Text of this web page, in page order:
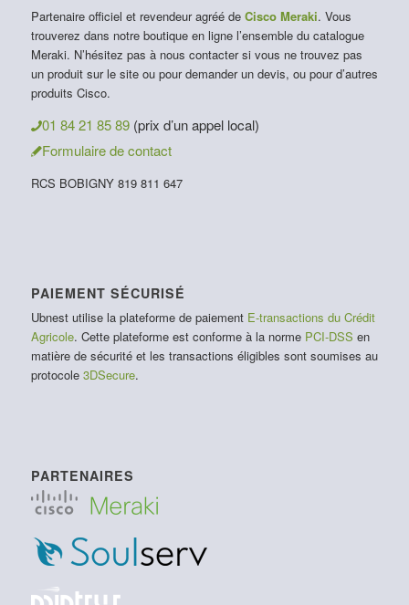
Partenaire officiel et revendeur agréé de Cisco Meraki. Vous
trouverez dans notre boutique en ligne l’ensemble du catalogue
Meraki. N’hésitez pas à nous contacter si vous ne trouvez pas
un produit sur le site ou pour demander un devis, ou pour d’autres
produits Cisco.
01 84 21 85 89 (prix d’un appel local)
Formulaire de contact
RCS BOBIGNY 819 811 647
PAIEMENT SÉCURISÉ
Ubnest utilise la plateforme de paiement E-transactions du Crédit
Agricole. Cette plateforme est conforme à la norme PCI-DSS en
matière de sécurité et les transactions éligibles sont soumises au
protocole 3DSecure.
PARTENAIRES